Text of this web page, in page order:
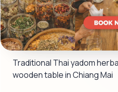
Traditional Thai yadom
wooden table in Chiang Mai